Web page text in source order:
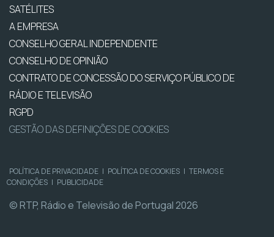
SATÉLITES
A EMPRESA
CONSELHO GERAL INDEPENDENTE
CONSELHO DE OPINIÃO
CONTRATO DE CONCESSÃO DO SERVIÇO PÚBLICO DE
RÁDIO E TELEVISÃO
RGPD
GESTÃO DAS DEFINIÇÕES DE COOKIES
POLÍTICA DE PRIVACIDADE | POLÍTICA DE COOKIES | TERMOS E
CONDIÇÕES | PUBLICIDADE
© RTP, Rádio e Televisão de Portugal 2026